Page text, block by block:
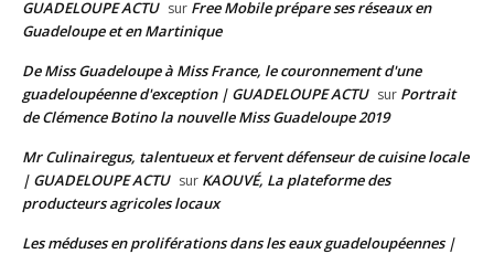
GUADELOUPE ACTU sur Free Mobile prépare ses réseaux en
Guadeloupe et en Martinique
De Miss Guadeloupe à Miss France, le couronnement d'une
guadeloupéenne d'exception | GUADELOUPE ACTU sur Portrait
de Clémence Botino la nouvelle Miss Guadeloupe 2019
Mr Culinairegus, talentueux et fervent défenseur de cuisine locale
| GUADELOUPE ACTU sur KAOUVÉ, La plateforme des
producteurs agricoles locaux
Les méduses en proliférations dans les eaux guadeloupéennes |